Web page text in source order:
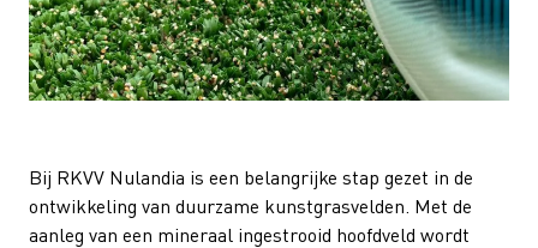
Bij RKVV Nulandia is een belangrijke stap gezet in de
ontwikkeling van duurzame kunstgrasvelden. Met de
aanleg van een mineraal ingestrooid hoofdveld wordt